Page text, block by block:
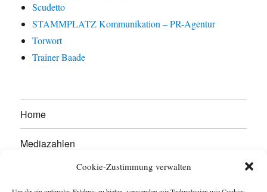
Cookie-Zustimmung verwalten
Scudetto
STAMMPLATZ Kommunikation – PR-Agentur
Torwort
Trainer Baade
Home
Mediazahlen
Werben Sie hier!